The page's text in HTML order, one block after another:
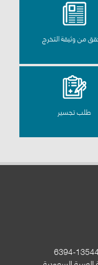
من وثيقة التخرج
طلب تجسير